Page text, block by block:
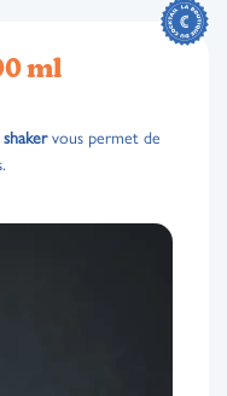
ml
vous permet de